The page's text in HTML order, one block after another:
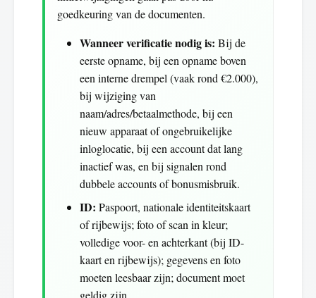
goedkeuring van de documenten.
Wanneer verificatie nodig is: Bij de
eerste opname, bij een opname boven
een interne drempel (vaak rond €2.000),
bij wijziging van
naam/adres/betaalmethode, bij een
nieuw apparaat of ongebruikelijke
inloglocatie, bij een account dat lang
inactief was, en bij signalen rond
dubbele accounts of bonusmisbruik.
ID: Paspoort, nationale identiteitskaart
of rijbewijs; foto of scan in kleur;
volledige voor- en achterkant (bij ID-
kaart en rijbewijs); gegevens en foto
moeten leesbaar zijn; document moet
geldig zijn.